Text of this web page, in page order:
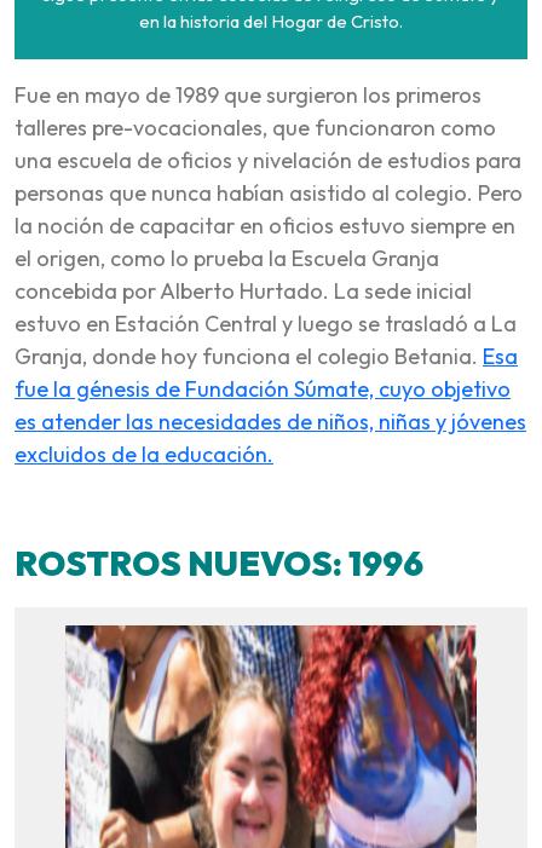
en la historia del Hogar de Cristo.
Fue en mayo de 1989 que surgieron los primeros
talleres pre-vocacionales, que funcionaron como
una escuela de oficios y nivelación de estudios para
personas que nunca habían asistido al colegio. Pero
la noción de capacitar en oficios estuvo siempre en
el origen, como lo prueba la Escuela Granja
concebida por Alberto Hurtado. La sede inicial
estuvo en Estación Central y luego se trasladó a La
Granja, donde hoy funciona el colegio Betania. Esa
fue la génesis de Fundación Súmate, cuyo objetivo
es atender las necesidades de niños, niñas y jóvenes
excluidos de la educación.
ROSTROS NUEVOS: 1996